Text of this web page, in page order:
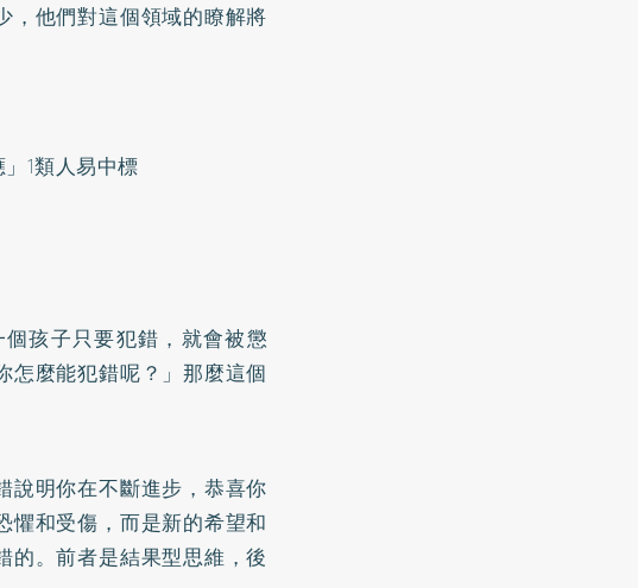
，他們對這個領域的瞭解將
1類人易中標
孩子只要犯錯，就會被懲
怎麼能犯錯呢？」那麼這個
說明你在不斷進步，恭喜你
懼和受傷，而是新的希望和
的。前者是結果型思維，後